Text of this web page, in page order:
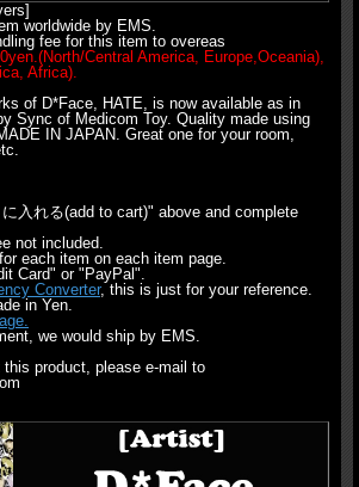
worldwide by EMS.
fee for this item to overeas
Central America, Europe,Oceania),
Africa).
of D*Face, HATE, is now available as in
Sync of Medicom Toy. Quality made using
IN JAPAN. Great one for your room,
入れる(add to cart)" above and complete
not included.
each item on each item page.
Card" or "PayPal".
Converter, this is just for your reference.
in Yen.
we would ship by EMS.
this product, please e-mail to